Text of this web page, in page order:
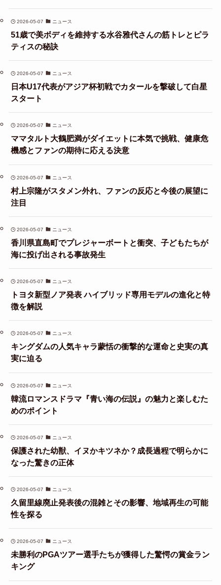
2026-05-07 ニュース
51歳で美ボディを維持する水谷雅代さんの筋トレとピラ
ティスの秘訣
2026-05-07 ニュース
日本U17代表がアジア杯初戦でカタールを撃破して白星
スタート
2026-05-07 ニュース
ママタルト大鶴肥満がダイエットに本気で挑戦、健康危
機感とファンの期待に応える決意
2026-05-07 ニュース
村上宗隆がスタメン外れ、ファンの反応と今後の展望に
注目
2026-05-07 ニュース
香川県直島町でプレジャーボートと衝突、子どもたちが
海に投げ出される事故発生
2026-05-07 ニュース
トヨタ新型ノア発表 ハイブリッド専用モデルの進化と特
徴を解説
2026-05-07 ニュース
キングダムの人気キャラ蒙恬の衝撃的な運命と史実の真
実に迫る
2026-05-07 ニュース
韓流ロマンスドラマ『青い海の伝説』の魅力と楽しむた
めのポイント
2026-05-07 ニュース
保護された幼獣、イヌかキツネか？成長過程で明らかに
なった驚きの正体
2026-05-07 ニュース
久留里線廃止発表後の混雑とその影響、地域再生の可能
性を探る
2026-05-07 ニュース
未勝利のPGAツアー選手たちが獲得した驚愕の賞金ラン
キング